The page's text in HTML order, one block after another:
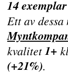
14 exemplar
Ett av
kvalitet1+
(+21%).